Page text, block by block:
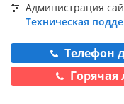
Администрация
Техническая
Телефон
Горячая